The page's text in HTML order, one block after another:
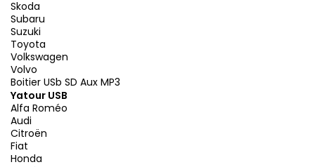
Skoda
Subaru
Suzuki
Toyota
Volkswagen
Volvo
Boitier USb SD Aux MP3
Yatour USB
Alfa Roméo
Audi
Citroën
Fiat
Honda